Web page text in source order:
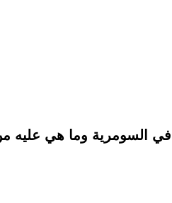
في السومرية وما هي